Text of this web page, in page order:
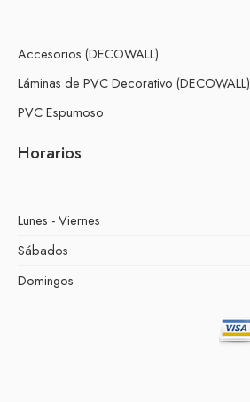
Accesorios (DECOWALL)
Láminas de PVC Decorativo (DECOWALL)
PVC Espumoso
Horarios
Lunes - Viernes
Sábados
Domingos